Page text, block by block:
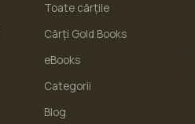
Toate cărțile
Cărți Gold Books
eBooks
Categorii
Blog